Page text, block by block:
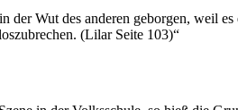
Wut des anderen geborgen, weil
(Lilar Seite 103)“